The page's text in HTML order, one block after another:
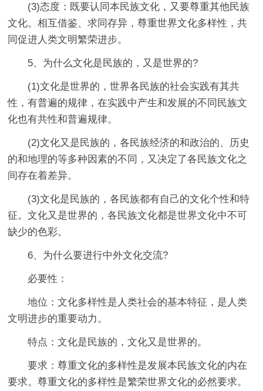
(3)态度：既要认同本民族文化，又要尊重其他民族
文化。相互借鉴、求同存异，尊重世界文化多样性，共
同促进人类文明繁荣进步。
5、为什么文化是民族的，又是世界的?
(1)文化是世界的，世界各民族的社会实践有其共
性，有普遍的规律，在实践中产生和发展的不同民族文
化也有共性和普遍规律。
(2)文化又是民族的，各民族经济的和政治的、历史
的和地理的等多种因素的不同，又决定了各民族文化之
间存在着差异。
(3)文化是民族的，各民族都有自己的文化个性和特
征。文化又是世界的，各民族文化都是世界文化中不可
缺少的色彩。
6、为什么要进行中外文化交流?
必要性：
地位：文化多样性是人类社会的基本特征，是人类
文明进步的重要动力。
特点：文化是民族的，文化又是世界的。
要求：尊重文化的多样性是发展本民族文化的内在
要求。尊重文化的多样性是繁荣世界文化的必然要求。